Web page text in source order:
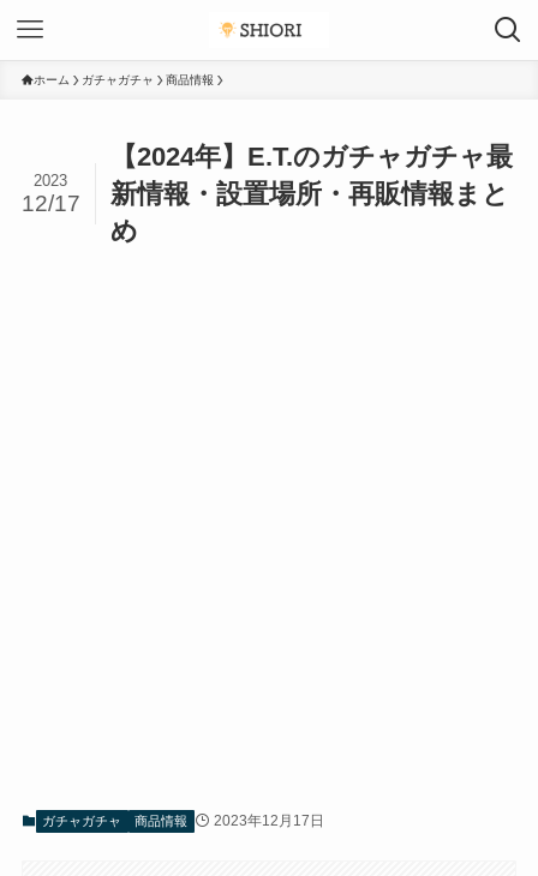
ホーム ガチャガチャ 商品情報
【2024年】E.T.のガチャガチャ最
新情報・設置場所・再販情報まと
め
2023
12/17
ガチャガチャ 商品情報 2023年12月17日